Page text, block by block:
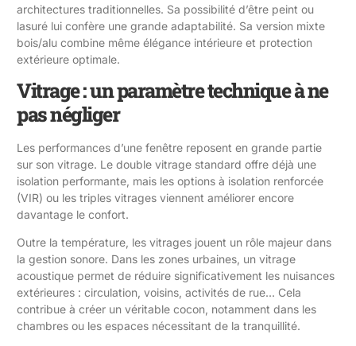
architectures traditionnelles. Sa possibilité d’être peint ou
lasuré lui confère une grande adaptabilité. Sa version mixte
bois/alu combine même élégance intérieure et protection
extérieure optimale.
Vitrage : un paramètre technique à ne
pas négliger
Les performances d’une fenêtre reposent en grande partie
sur son vitrage. Le double vitrage standard offre déjà une
isolation performante, mais les options à isolation renforcée
(VIR) ou les triples vitrages viennent améliorer encore
davantage le confort.
Outre la température, les vitrages jouent un rôle majeur dans
la gestion sonore. Dans les zones urbaines, un vitrage
acoustique permet de réduire significativement les nuisances
extérieures : circulation, voisins, activités de rue… Cela
contribue à créer un véritable cocon, notamment dans les
chambres ou les espaces nécessitant de la tranquillité.